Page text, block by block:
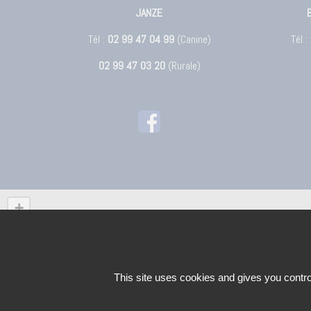
JANZE
Tél : 02 99 47 04 99(Canine)
02 99 47 03 20(Rurale)
Tél :
+
This site uses cookies and gives you